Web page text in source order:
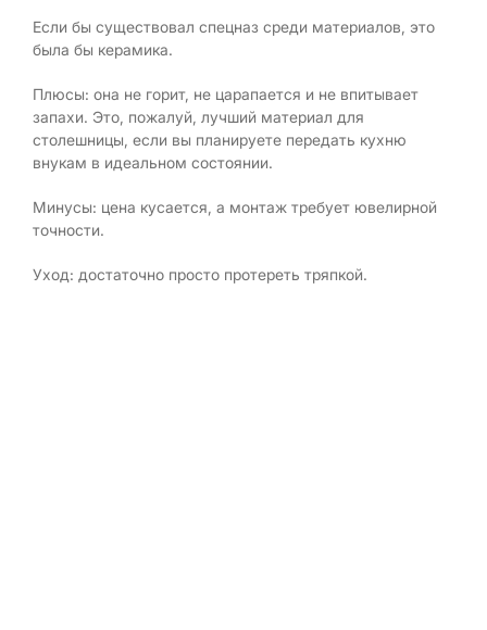
Если бы существовал спецназ среди материалов, это
была бы керамика.
Плюсы: она не горит, не царапается и не впитывает
запахи. Это, пожалуй, лучший материал для
столешницы, если вы планируете передать кухню
внукам в идеальном состоянии.
Минусы: цена кусается, а монтаж требует ювелирной
точности.
Уход: достаточно просто протереть тряпкой.